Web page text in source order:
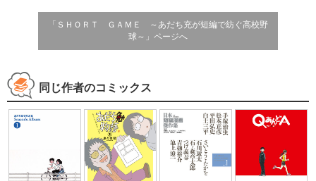
「ＳＨＯＲＴ ＧＡＭＥ ～あだち充が短編で紡ぐ高校野
球～」ページへ
同じ作者のコミックス